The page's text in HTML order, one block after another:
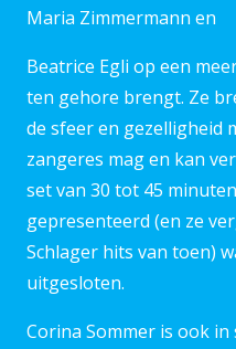
Maria Zimmermann en
Beatrice Egli op een
ten gehore brengt. Ze
de sfeer en gezelligheid
zangeres mag en kan
set van 30 tot 45
gepresenteerd (en ze
Schlager hits van toen)
uitgesloten.
Corina Sommer is ook